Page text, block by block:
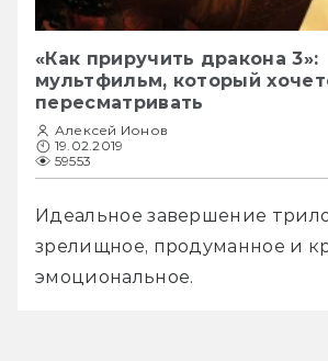
«Как приручить дракона 3»:
мультфильм, который
пересматривать
Алексей Ионов
19.02.2019
59553
Идеальное завершение
зрелищное, продуманное и
эмоциональное.